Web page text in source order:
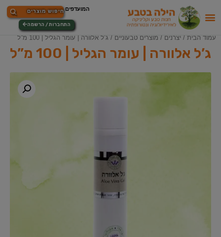
התחברות / הרשמה
עמוד הבית / יצרנים / מוצרים טבעוניים / ג’ל אלוורה | עומר הגליל | 100 מ”ל
ג’ל אלוורה | עומר הגליל | 100 מ”ל